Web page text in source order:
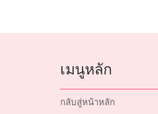
เมนูหลัก
กลับสู่หน้าหลัก